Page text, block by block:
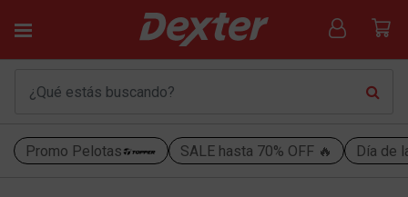
Promo Pelotas SALE hasta 70% OFF 🔥 Día de